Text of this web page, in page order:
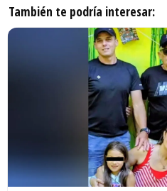
También te podría interesar: